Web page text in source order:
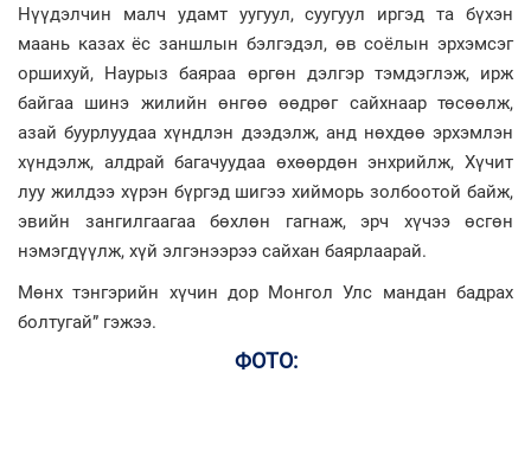
Нүүдэлчин малч удамт уугуул, суугуул иргэд та бүхэн
маань казах ёс заншлын бэлгэдэл, өв соёлын эрхэмсэг
оршихуй, Наурыз баяраа өргөн дэлгэр тэмдэглэж, ирж
байгаа шинэ жилийн өнгөө өөдрөг сайхнаар төсөөлж,
азай буурлуудаа хүндлэн дээдэлж, анд нөхдөө эрхэмлэн
хүндэлж, алдрай багачуудаа өхөөрдөн энхрийлж, Хүчит
луу жилдээ хүрэн бүргэд шигээ хийморь золбоотой байж,
эвийн зангилгаагаа бөхлөн гагнаж, эрч хүчээ өсгөн
нэмэгдүүлж, хүй элгэнээрээ сайхан баярлаарай.
Мөнх тэнгэрийн хүчин дор Монгол Улс мандан бадрах
болтугай” гэжээ.
ФОТО: